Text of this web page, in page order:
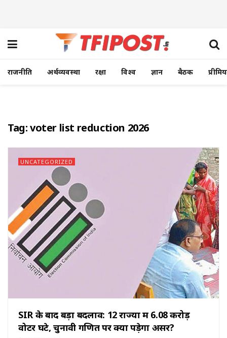
राजनीति अर्थव्यवस्था रक्षा विश्व ज्ञान बैठक
Tag:voter list reduction 2026
UNCATEGORIZED
SIR के बाद बड़ा बदलाव: 12 राज्यों में 6.08 करोड़
वोटर घटे, चुनावी गणित पर क्या पड़ेगा असर?